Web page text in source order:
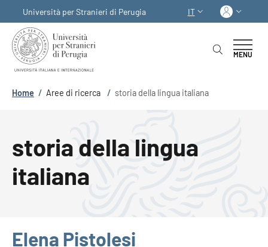
Università per Stranieri di Perugia
SELETTORE LINGUA:
IT
MENU
Briciole di pane
Home / Aree di ricerca / storia della lingua italiana
storia della lingua
italiana
Elena Pistolesi